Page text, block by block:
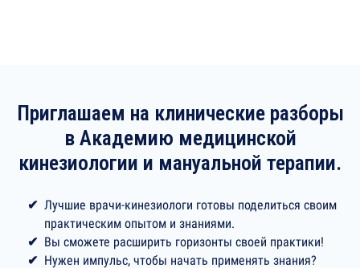
Приглашаем на клинические разборы
в Академию медицинской
кинезиологии и мануальной терапии.
Лучшие врачи-кинезиологи готовы поделиться своим
практическим опытом и знаниями.
Вы сможете расширить горизонты своей практики!
Нужен импульс, чтобы начать применять знания?